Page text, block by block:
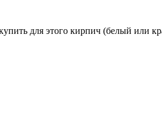
для этого кирпич (белый или